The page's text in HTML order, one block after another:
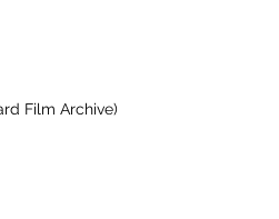
Film Archive)